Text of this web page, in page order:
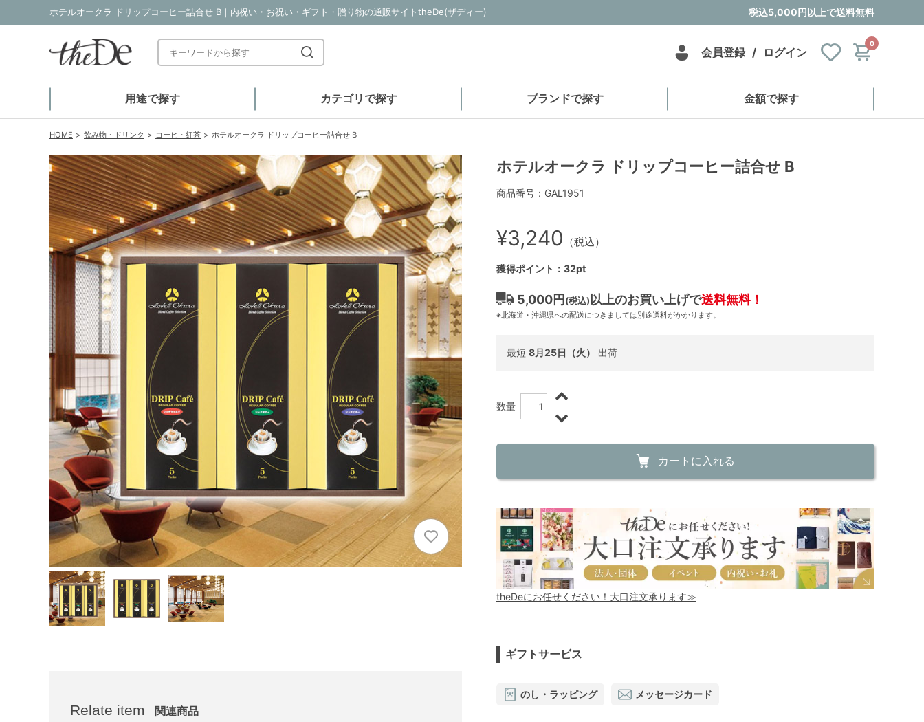
ホテルオークラ ドリップコーヒー詰合せ B｜内祝い・お祝い・ギフト・贈り物の通販サイトtheDe(ザディー) 税込5,000円以上で送料無料
会員登録 / ログイン
0
用途で探す カテゴリで探す ブランドで探す 金額で探す
HOME 飲み物・ドリンク コーヒ・紅茶 ホテルオークラ ドリップコーヒー詰合せ B
Relate item 関連商品
ホテルオークラ ドリップコーヒー詰合せ B
商品番号：GAL1951
¥3,240 （税込）
獲得ポイント：32pt
5,000円 (税込) 以上のお買い上げで送料無料！
※北海道・沖縄県への配送につきましては別途送料がかかります。
最短 8月25日（火） 出荷
数量
カートに入れる
theDeにお任せください！大口注文承ります≫
ギフトサービス
のし・ラッピング メッセージカード